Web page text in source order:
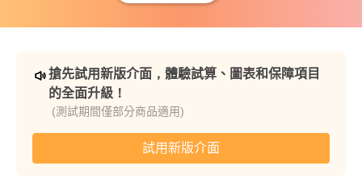
搶先試用新版介面，體驗試算、圖表和保障項目
的全面升級！
(測試期間僅部分商品適用)
試用新版介面